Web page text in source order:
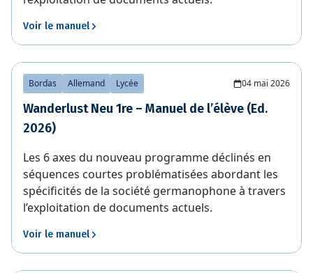
Voir le manuel
Bordas Allemand Lycée 04 mai 2026
Wanderlust Neu 1re – Manuel de l’élève (Ed.
2026)
Les 6 axes du nouveau programme déclinés en
séquences courtes problématisées abordant les
spécificités de la société germanophone à travers
l’exploitation de documents actuels.
Voir le manuel